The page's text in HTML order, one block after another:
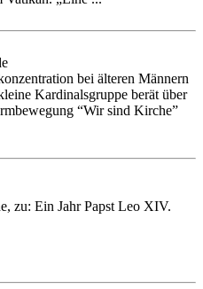
bei älteren Männern
Kardinalsgruppe berät über
“Wir sind Kirche”
zu: Ein Jahr Papst Leo XIV.